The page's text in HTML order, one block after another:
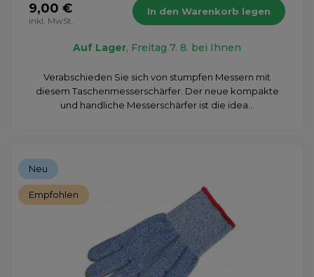
9,00 €
inkl. MwSt.
In den Warenkorb legen
Auf Lager, Freitag 7. 8. bei Ihnen
Verabschieden Sie sich von stumpfen Messern mit
diesem Taschenmesserschärfer. Der neue kompakte
und handliche Messerschärfer ist die idea...
Neu
Empfohlen